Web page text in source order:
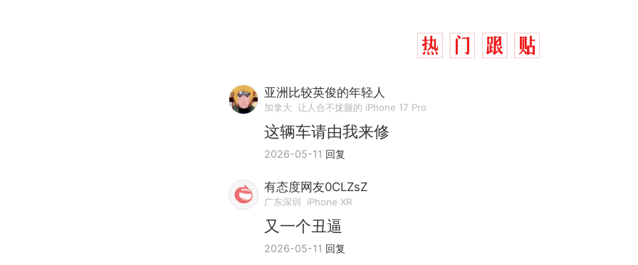
亚洲比较英俊的年轻人
加拿大 让人合不拢腿的 iPhone 17 Pro
这辆车请由我来修
2026-05-11 回复
有态度网友0CLZsZ
广东深圳 iPhone XR
又一个丑逼
2026-05-11 回复
热 费大厨“全国小炒肉大王”称号，仅凭视频评出？中
应
新
男子上山采菌偶然发现鸡枞菌窝，原地守1天等它
140多朵
制裁瓜子饺子，美国怕什么？